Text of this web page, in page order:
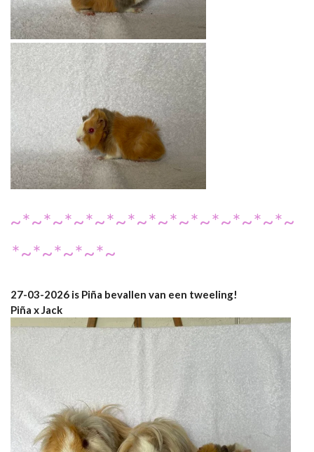
~*~*~*~*~*~*~*~*~*~*~*~*~*~
*~*~*~*~*~
27-03-2026 is Piña bevallen van een tweeling!
Piña x Jack